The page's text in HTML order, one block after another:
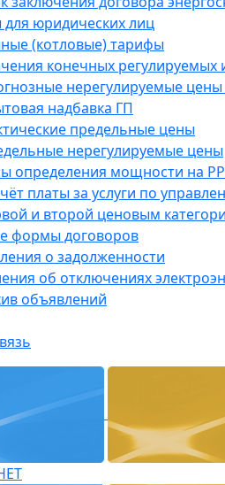
юридических лиц
(котловые) тарифы
конечных
нерегулируемые
надбавка ГП
предельные цены
нерегулируемые цены
определения мощности на
платы за услуги по
и второй ценовым
формы договоров
о задолженности
об отключениях
объявлений